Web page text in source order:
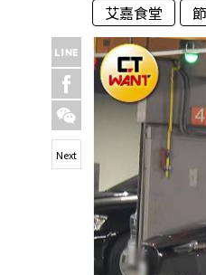
艾嘉食堂
Next